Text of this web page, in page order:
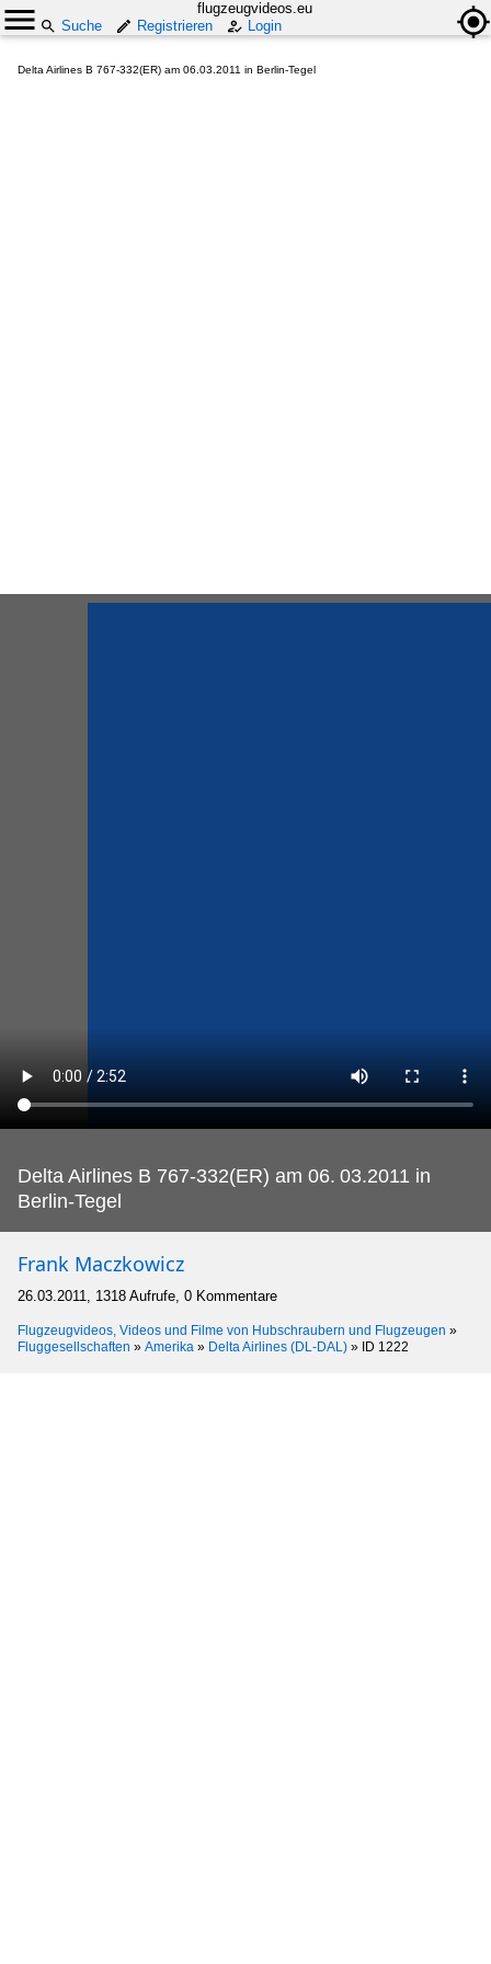
flugzeugvideos.eu
Suche
Registrieren Login
Delta Airlines B 767-332(ER) am 06.03.2011 in Berlin-Tegel
Delta Airlines B 767-332(ER) am 06. 03.2011 in
Berlin-Tegel
Frank Maczkowicz
26.03.2011, 1318 Aufrufe, 0 Kommentare
Flugzeugvideos, Videos und Filme von Hubschraubern und Flugzeugen »
Fluggesellschaften » Amerika » Delta Airlines (DL-DAL) » ID 1222